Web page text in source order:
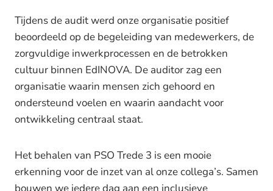
Tijdens de audit werd onze organisatie positief
beoordeeld op de begeleiding van medewerkers, de
zorgvuldige inwerkprocessen en de betrokken
cultuur binnen EdINOVA. De auditor zag een
organisatie waarin mensen zich gehoord en
ondersteund voelen en waarin aandacht voor
ontwikkeling centraal staat.
Het behalen van PSO Trede 3 is een mooie
erkenning voor de inzet van al onze collega’s. Samen